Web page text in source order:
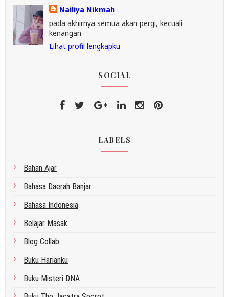
Nailiya Nikmah
pada akhirnya semua akan pergi, kecuali
kenangan
Lihat profil lengkapku
SOCIAL
LABELS
Bahan Ajar
Bahasa Daerah Banjar
Bahasa Indonesia
Belajar Masak
Blog Collab
Buku Harianku
Buku Misteri DNA